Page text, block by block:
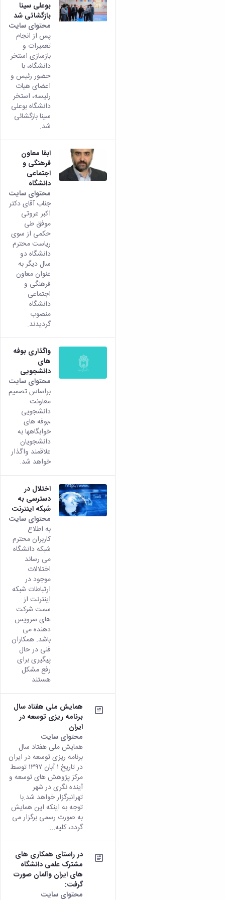
بوعلی سینا
بازگشائی شد
محتوای سایت
پس از انجام
تعمیرات و
بازسازی استخر
دانشگاه، با
حضور رئیس و
اعضای هیات
رئیسه، استخر
دانشگاه بوعلی
سینا بازگشائی
شد.
ابقا معاون
فرهنگی و
اجتماعی
دانشگاه
محتوای سایت
جناب آقای دکتر
اکبر عروتی
موفق طی
حکمی از سوی
ریاست محترم
دانشگاه دو
سال دیگر به
عنوان معاون
فرهنگی و
اجتماعی
دانشگاه
منصوب
گردیدند.
واگذاری بوفه
های
دانشجویی
محتوای سایت
براساس تصمیم
معاونت
دانشجویی
،بوفه های
خوابگاهها به
دانشجویان
علاقمند واگذار
خواهد شد.
اختلال در
دسترسی به
شبکه اینترنت
محتوای سایت
به اطلاع
کاربران محترم
شبکه دانشگاه
می رساند
اختلالات
موجود در
ارتباطات شبکه
اینترنت از
سمت شرکت
های سرویس
دهنده می
باشد. همکاران
فنی در حال
پیگیری برای
رفع مشکل
هستند
همایش ملی هفتاد سال
برنامه ریزی توسعه در
ایران
محتوای سایت
همایش ملی هفتاد سال
برنامه ریزی توسعه در ایران
در تاریخ ۱ آبان ۱۳۹۷ توسط
مرکز پژوهش های توسعه و
آینده نگری در شهر
تهرانبرگزار خواهد شد.با
توجه به اینکه این همایش
به صورت رسمی برگزار می
گردد، کلیه...
در راستای همکاری های
مشترک علمی دانشگاه
های ایران وآلمان صورت
گرفت:
محتوای سایت